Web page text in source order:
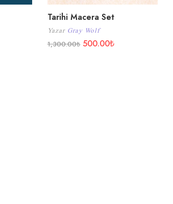
Tarihi Macera Set
Yazar Gray Wolf
1,300.00₺ 500.00₺